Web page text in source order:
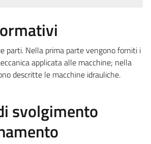
parti. Nella prima parte vengono forniti i
applicata alle macchine; nella
descritte le macchine idrauliche.
svolgimento